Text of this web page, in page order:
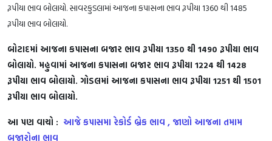
રૂપીયા ભાવ બોલાયો. સાવરકુડલામાં આજના કપાસના ભાવ રૂપીયા 1360 થી 1485
રૂપીયા ભાવ બોલાયો.
બોટાદમાં આજના કપાસના બજાર ભાવ રૂપીયા 1350 થી 1490 રૂપીયા ભાવ
બોલાયો. મહુવામાં આજના કપાસના બજાર ભાવ રૂપીયા 1224 થી 1428
રૂપીયા ભાવ બોલાયો. ગોડલમાં આજના કપાસના ભાવ રૂપીયા 1251 થી 1501
રૂપીયા ભાવ બોલાયો.
આ પણ વાચો : આજે કપાસમા રેકોર્ડ બ્રેક ભાવ , જાણો આજના તમામ
બજારોના ભાવ